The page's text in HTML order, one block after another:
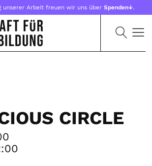
unserer Arbeit freuen wir uns über Spenden↓.
CIRCLE